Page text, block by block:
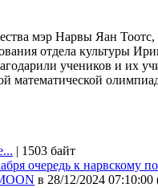
мэр Нарвы Яан Тоотс,
отдела культуры
учеников и их
математической
| 1503 байт
очередь к нарвскому
в 28/12/2024 07:10:00